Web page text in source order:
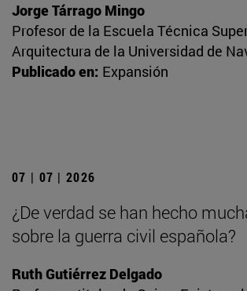
Jorge Tárrago Mingo
Profesor de la Escuela Técnica
Arquitectura de la Universidad de
Publicado en: Expansión
07 | 07 | 2026
¿De verdad se han hecho
sobre la guerra civil española?
Ruth Gutiérrez Delgado